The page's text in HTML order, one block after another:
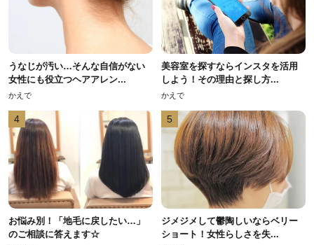
うなじが汚い…そんな自信がない
女性にも役立つヘアアレン...
かえで
美容室を探すならインスタを活用
しよう！その理由と探し方...
かえで
4
お悩み別！「地毛に戻したい…」
のご相談に答えます☆
5
ジメジメして鬱陶しいならベリー
ショート！女性らしさを失...